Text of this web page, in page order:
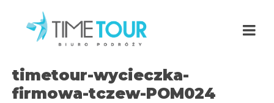
timetour-wycieczka-
firmowa-tczew-POM024